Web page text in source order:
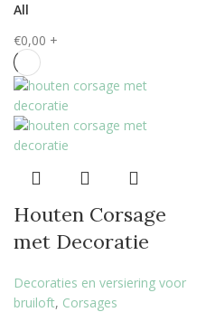
All
€0,00 +
Houten Corsage
met Decoratie
Decoraties en versiering voor
bruiloft, Corsages